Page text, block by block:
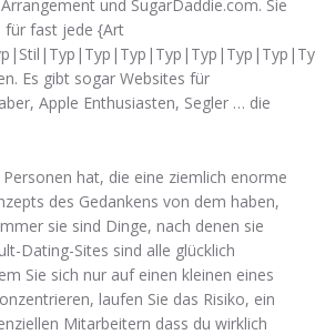
und SugarDaddie.com. Sie
für fast jede {Art
Es gibt sogar Websites für
Apple Enthusiasten, Segler … die
hat, die eine ziemlich enorme
des Gedankens von dem haben,
sie sind Dinge, nach denen sie
Dating-Sites sind alle glücklich
Sie sich nur auf einen kleinen eines
laufen Sie das Risiko, ein
Mitarbeitern dass du wirklich